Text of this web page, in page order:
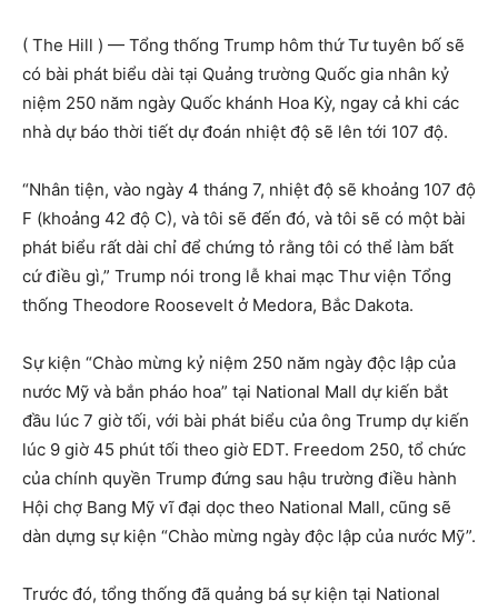
( The Hill ) — Tổng thống Trump hôm thứ Tư tuyên bố sẽ
có bài phát biểu dài tại Quảng trường Quốc gia nhân kỷ
niệm 250 năm ngày Quốc khánh Hoa Kỳ, ngay cả khi các
nhà dự báo thời tiết dự đoán nhiệt độ sẽ lên tới 107 độ.
“Nhân tiện, vào ngày 4 tháng 7, nhiệt độ sẽ khoảng 107 độ
F (khoảng 42 độ C), và tôi sẽ đến đó, và tôi sẽ có một bài
phát biểu rất dài chỉ để chứng tỏ rằng tôi có thể làm bất
cứ điều gì,” Trump nói trong lễ khai mạc Thư viện Tổng
thống Theodore Roosevelt ở Medora, Bắc Dakota.
Sự kiện “Chào mừng kỷ niệm 250 năm ngày độc lập của
nước Mỹ và bắn pháo hoa” tại National Mall dự kiến ​​bắt
đầu lúc 7 giờ tối, với bài phát biểu của ông Trump dự kiến ​​
lúc 9 giờ 45 phút tối theo giờ EDT. Freedom 250, tổ chức
của chính quyền Trump đứng sau hậu trường điều hành
Hội chợ Bang Mỹ vĩ đại dọc theo National Mall, cũng sẽ
dàn dựng sự kiện “Chào mừng ngày độc lập của nước Mỹ”.
Trước đó, tổng thống đã quảng bá sự kiện tại National